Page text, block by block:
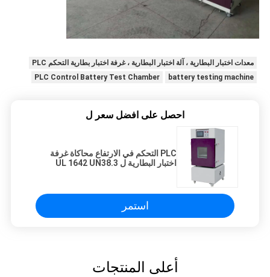
معدات اختبار البطارية ، آلة اختبار البطارية ، غرفة اختبار بطارية التحكم PLC
battery testing machine
PLC Control Battery Test Chamber
احصل على افضل سعر ل
PLC التحكم في الارتفاع محاكاة غرفة
اختبار البطارية ل UL 1642 UN38.3
استمر
أعلى المنتجات